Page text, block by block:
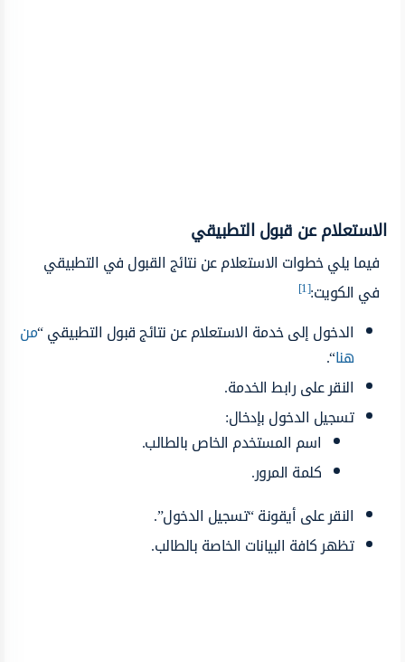
الاستعلام عن قبول التطبيقي
فيما يلي خطوات الاستعلام عن نتائج القبول في التطبيقي
في الكويت:[1]
الدخول إلى خدمة الاستعلام عن نتائج قبول التطبيقي “من
هنا“.
النقر على رابط الخدمة.
تسجيل الدخول بإدخال:
اسم المستخدم الخاص بالطالب.
كلمة المرور.
النقر على أيقونة “تسجيل الدخول”.
تظهر كافة البيانات الخاصة بالطالب.